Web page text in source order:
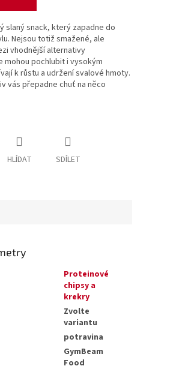
slaný snack, který zapadne do
Nejsou totiž smažené, ale
vhodnější alternativy
mohou pochlubit i vysokým
k růstu a udržení svalové hmoty.
vás přepadne chuť na něco
HLÍDAT SDÍLET
Proteinové
chipsy a
krekry
Zvolte
variantu
potravina
GymBeam
Food